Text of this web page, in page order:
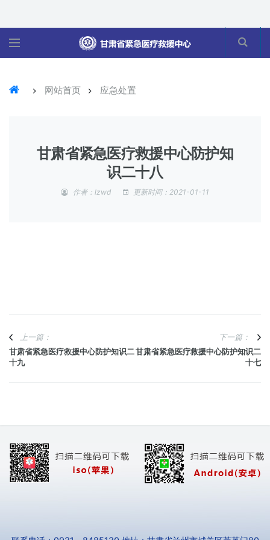
网站首页 应急处置
甘肃省紧急医疗救援中心防护知
识二十八
作者：lzwd 更新时间：2021-01-11
上一篇：
甘肃省紧急医疗救援中心防护知识二
十九
下一篇：
甘肃省紧急医疗救援中心防护知识二
十七